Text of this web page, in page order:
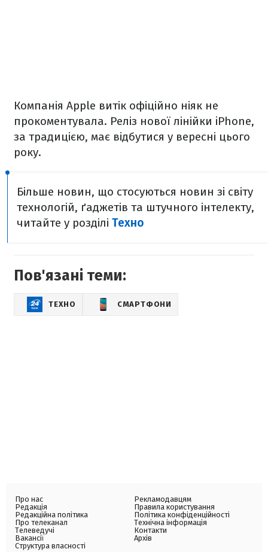
Компанія Apple витік офіційно ніяк не
прокоментувала. Реліз нової лінійки iPhone,
за традицією, має відбутися у вересні цього
року.
Більше новин, що стосуються новин зі світу
технологій, ґаджетів та штучного інтелекту,
читайте у розділі Техно
Пов'язані теми:
ТЕХНО СМАРТФОНИ
Про нас
Редакція
Редакційна політика
Про телеканал
Телеведучі
Вакансії
Структура власності
Рекламодавцям
Правила користування
Політика конфіденційності
Технічна інформація
Контакти
Архів